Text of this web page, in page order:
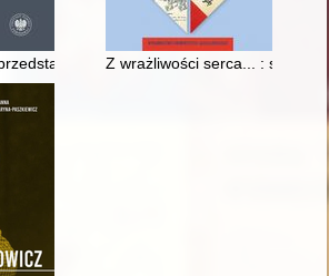
Londynu w okupowanej Polsce
Z wrażliwości serca... :